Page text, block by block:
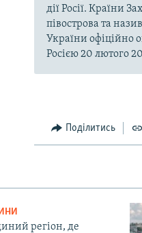
дії Росії. Країни
півострова та
України офіційно
Росією 20 лютого
Поділитись
регіон, де